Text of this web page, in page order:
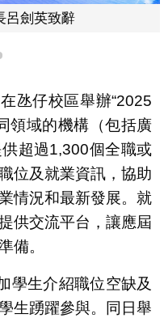
呂劍英致辭
氹仔校區舉辦“2025
領域的機構（包括廣
超過1,300個全職或
位及就業資訊，協助
情況和最新發展。就
供交流平台，讓應屆
備。
學生介紹職位空缺及
生踴躍參與。同日舉